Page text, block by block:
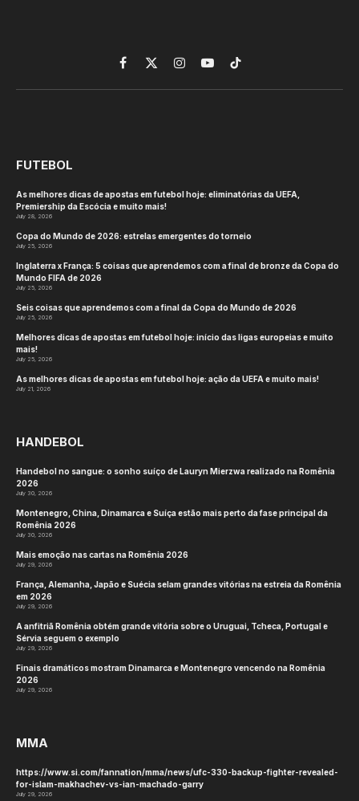
Facebook
X
(Twitter)
InstagramYouTubeTikTok
FUTEBOL
As melhores dicas de apostas em futebol hoje: eliminatórias da UEFA,
Premiership da Escócia e muito mais!
July 28, 2026
Copa do Mundo de 2026: estrelas emergentes do torneio
July 25, 2026
Inglaterra x França: 5 coisas que aprendemos com a final de bronze da Copa do
Mundo FIFA de 2026
July 25, 2026
Seis coisas que aprendemos com a final da Copa do Mundo de 2026
July 25, 2026
Melhores dicas de apostas em futebol hoje: início das ligas europeias e muito
mais!
July 25, 2026
As melhores dicas de apostas em futebol hoje: ação da UEFA e muito mais!
July 21, 2026
HANDEBOL
Handebol no sangue: o sonho suíço de Lauryn Mierzwa realizado na Romênia
2026
July 30, 2026
Montenegro, China, Dinamarca e Suíça estão mais perto da fase principal da
Romênia 2026
July 30, 2026
Mais emoção nas cartas na Romênia 2026
July 29, 2026
França, Alemanha, Japão e Suécia selam grandes vitórias na estreia da Romênia
em 2026
July 29, 2026
A anfitriã Romênia obtém grande vitória sobre o Uruguai, Tcheca, Portugal e
Sérvia seguem o exemplo
July 29, 2026
Finais dramáticos mostram Dinamarca e Montenegro vencendo na Romênia
2026
July 29, 2026
MMA
https://www.si.com/fannation/mma/news/ufc-330-backup-fighter-revealed-
for-islam-makhachev-vs-ian-machado-garry
July 29, 2026